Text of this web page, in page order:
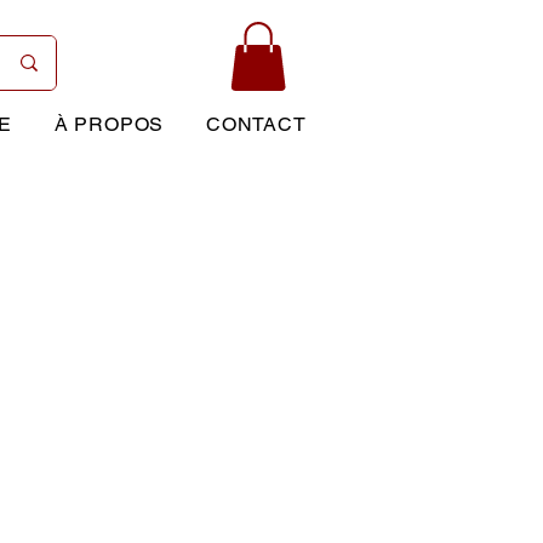
À PROPOS CONTACT